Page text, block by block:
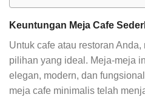
Keuntungan Meja Cafe
Untuk cafe atau restoran
pilihan yang ideal. Meja-meja
elegan, modern, dan
meja cafe minimalis telah